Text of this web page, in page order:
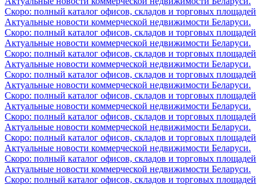
Скоро: полный каталог офисов, складов и торговых площадей
Актуальные новости коммерческой недвижимости Беларуси.
Скоро: полный каталог офисов, складов и торговых площадей
Актуальные новости коммерческой недвижимости Беларуси.
Скоро: полный каталог офисов, складов и торговых площадей
Актуальные новости коммерческой недвижимости Беларуси.
Скоро: полный каталог офисов, складов и торговых площадей
Актуальные новости коммерческой недвижимости Беларуси.
Скоро: полный каталог офисов, складов и торговых площадей
Актуальные новости коммерческой недвижимости Беларуси.
Скоро: полный каталог офисов, складов и торговых площадей
Актуальные новости коммерческой недвижимости Беларуси.
Скоро: полный каталог офисов, складов и торговых площадей
Актуальные новости коммерческой недвижимости Беларуси.
Скоро: полный каталог офисов, складов и торговых площадей
Актуальные новости коммерческой недвижимости Беларуси.
Скоро: полный каталог офисов, складов и торговых площадей